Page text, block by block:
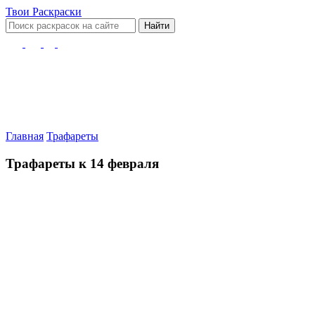
Твои Раскраски
Найти
Главная Трафареты
Трафареты к 14 февраля